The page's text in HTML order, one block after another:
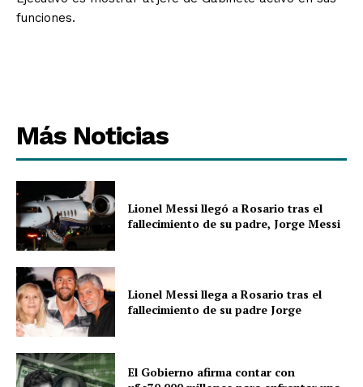
funciones.
Más Noticias
Lionel Messi llegó a Rosario tras el
fallecimiento de su padre, Jorge Messi
Lionel Messi llega a Rosario tras el
fallecimiento de su padre Jorge
El Gobierno afirma contar con